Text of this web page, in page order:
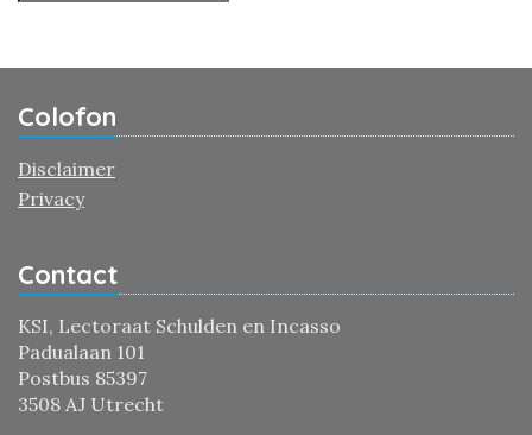
Colofon
Disclaimer
Privacy
Contact
KSI, Lectoraat Schulden en Incasso
Padualaan 101
Postbus 85397
3508 AJ Utrecht